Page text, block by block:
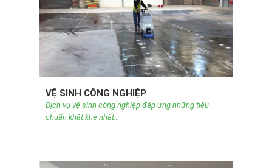
VỆ SINH CÔNG NGHIỆP
Dịch vụ vệ sinh công nghiệp đáp ứng những tiêu
chuẩn khắt khe nhất…